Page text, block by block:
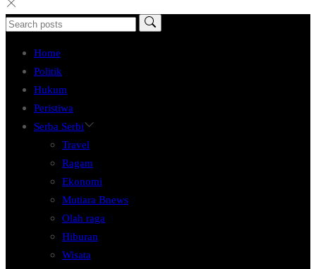
Home
Politik
Hukum
Peristiwa
Serba Serbi
Travel
Ragam
Ekonomi
Mutiara Bnews
Olah raga
Hiburan
Wisata